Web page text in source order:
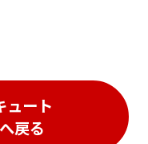
ュート
へ戻る